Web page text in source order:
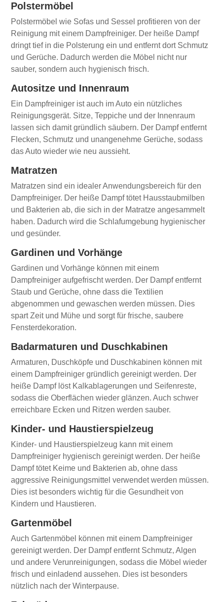
Polstermöbel
Polstermöbel wie Sofas und Sessel profitieren von der
Reinigung mit einem Dampfreiniger. Der heiße Dampf
dringt tief in die Polsterung ein und entfernt dort Schmutz
und Gerüche. Dadurch werden die Möbel nicht nur
sauber, sondern auch hygienisch frisch.
Autositze und Innenraum
Ein Dampfreiniger ist auch im Auto ein nützliches
Reinigungsgerät. Sitze, Teppiche und der Innenraum
lassen sich damit gründlich säubern. Der Dampf entfernt
Flecken, Schmutz und unangenehme Gerüche, sodass
das Auto wieder wie neu aussieht.
Matratzen
Matratzen sind ein idealer Anwendungsbereich für den
Dampfreiniger. Der heiße Dampf tötet Hausstaubmilben
und Bakterien ab, die sich in der Matratze angesammelt
haben. Dadurch wird die Schlafumgebung hygienischer
und gesünder.
Gardinen und Vorhänge
Gardinen und Vorhänge können mit einem
Dampfreiniger aufgefrischt werden. Der Dampf entfernt
Staub und Gerüche, ohne dass die Textilien
abgenommen und gewaschen werden müssen. Dies
spart Zeit und Mühe und sorgt für frische, saubere
Fensterdekoration.
Badarmaturen und Duschkabinen
Armaturen, Duschköpfe und Duschkabinen können mit
einem Dampfreiniger gründlich gereinigt werden. Der
heiße Dampf löst Kalkablagerungen und Seifenreste,
sodass die Oberflächen wieder glänzen. Auch schwer
erreichbare Ecken und Ritzen werden sauber.
Kinder- und Haustierspielzeug
Kinder- und Haustierspielzeug kann mit einem
Dampfreiniger hygienisch gereinigt werden. Der heiße
Dampf tötet Keime und Bakterien ab, ohne dass
aggressive Reinigungsmittel verwendet werden müssen.
Dies ist besonders wichtig für die Gesundheit von
Kindern und Haustieren.
Gartenmöbel
Auch Gartenmöbel können mit einem Dampfreiniger
gereinigt werden. Der Dampf entfernt Schmutz, Algen
und andere Verunreinigungen, sodass die Möbel wieder
frisch und einladend aussehen. Dies ist besonders
nützlich nach der Winterpause.